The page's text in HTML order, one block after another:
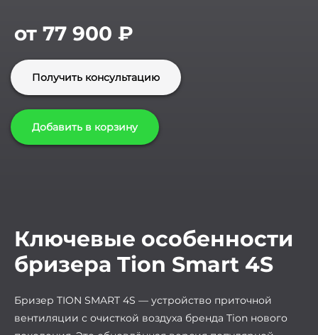
от 77 900 ₽
Получить консультацию
Добавить в корзину
Ключевые особенности
бризера Tion Smart 4S
Бризер TION SMART 4S — устройство приточной
вентиляции с очисткой воздуха бренда Tion нового